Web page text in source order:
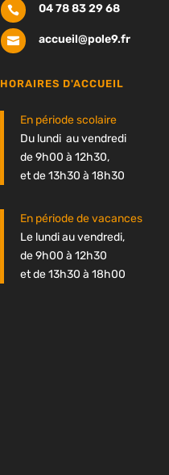
 04 78 83 29 68
 accueil@pole9.fr
HORAIRES D'ACCUEIL
En période scolaire
Du lundi au vendredi
de 9h00 à 12h30,
et de 13h30 à 18h30
En période de vacances
Le lundi au vendredi,
de 9h00 à 12h30
et de 13h30 à 18h00